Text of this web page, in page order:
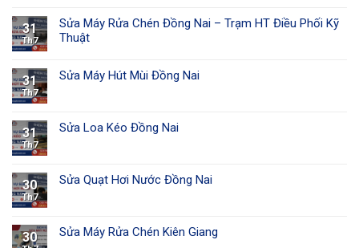
31
Th7
Sửa Máy Rửa Chén Đồng Nai – Trạm HT Điều Phối Kỹ
Thuật
31
Th7
Sửa Máy Hút Mùi Đồng Nai
31
Th7
Sửa Loa Kéo Đồng Nai
30
Th7
Sửa Quạt Hơi Nước Đồng Nai
30 Sửa Máy Rửa Chén Kiên Giang